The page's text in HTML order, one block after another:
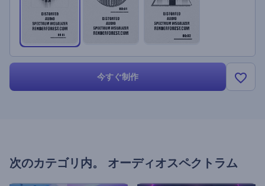
今すぐ制作
次のカテゴリ内。 オーディオスペクトラム